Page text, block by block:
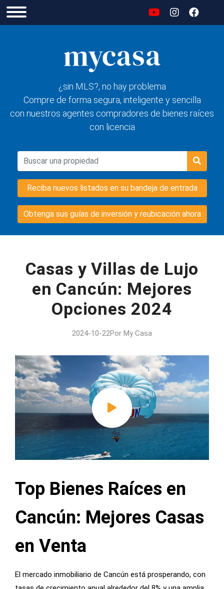
¿sin MLS?, no hay problema
Compre de forma segura, inteligente y sencilla
con nuestros agentes compradores de bienes raíces
con licencia
Reciba nuevos listados en su bandeja de entrada
Obtenga sus guías de inversión y reubicación ahora
Casas y Villas de Lujo
en Cancún: Mejores
Opciones 2024
2024-10-22Por My Casa
Top Bienes Raíces en
Cancún: Mejores Casas
en Venta
El mercado inmobiliario de Cancún está prosperando, con